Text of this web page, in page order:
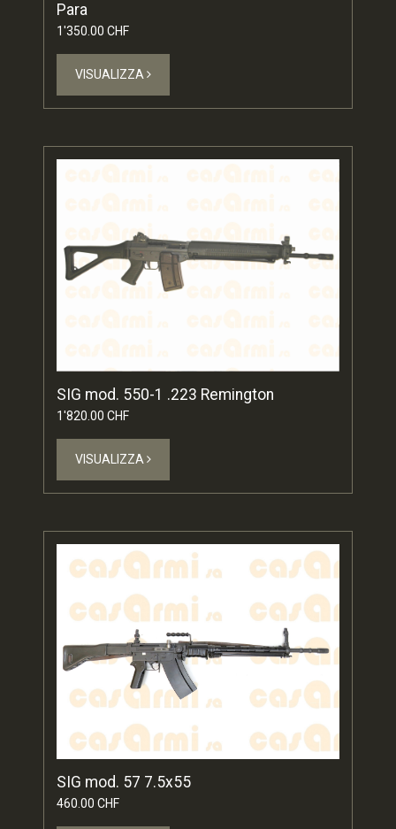
Para
1'350.00 CHF
VISUALIZZA
SIG mod. 550-1 .223 Remington
1'820.00 CHF
VISUALIZZA
SIG mod. 57 7.5x55
460.00 CHF